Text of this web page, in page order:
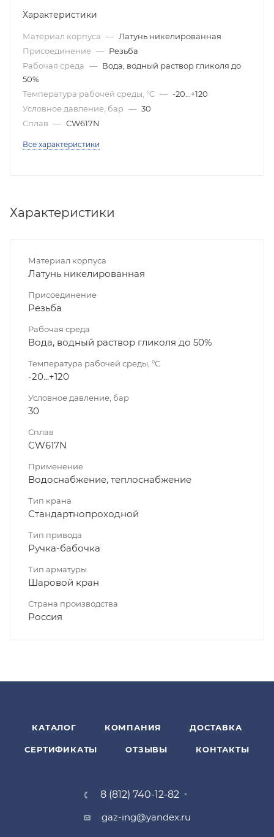
Характеристики
Материал корпуса — Латунь никелированная
Присоединение — Резьба
Рабочая среда — Вода, водный раствор гликоля до
50%
Температура рабочей среды, °C — -20...+120
Условное давление, бар — 30
Сплав — CW617N
Все характеристики
Характеристики
Материал корпуса
Латунь никелированная
Присоединение
Резьба
Рабочая среда
Вода, водный раствор гликоля до 50%
Температура рабочей среды, °C
-20...+120
Условное давление, бар
30
Сплав
CW617N
Применение
Водоснабжение, теплоснабжение
Тип крана
Стандартнопроходной
Тип привода
Ручка-бабочка
Тип арматуры
Шаровой кран
Страна производства
Россия
КАТАЛОГ КОМПАНИЯ ДОСТАВКА
СЕРТИФИКАТЫ ОТЗЫВЫ КОНТАКТЫ
8 (812) 740-12-82
gaz-ing@yandex.ru